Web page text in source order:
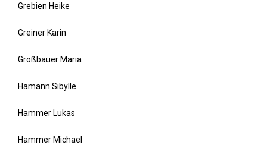
Grebien Heike
Greiner Karin
Großbauer Maria
Hamann Sibylle
Hammer Lukas
Hammer Michael